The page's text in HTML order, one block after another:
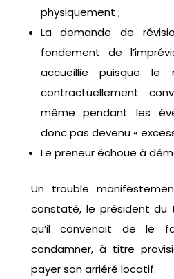
physiquement ;
La demande de
fondement de
accueillie puisque le
contractuellement
même pendant les
donc pas devenu «
Le preneur échoue à
Un trouble
constaté, le président du
qu’il convenait de le
condamner, à titre
payer son arriéré locatif.